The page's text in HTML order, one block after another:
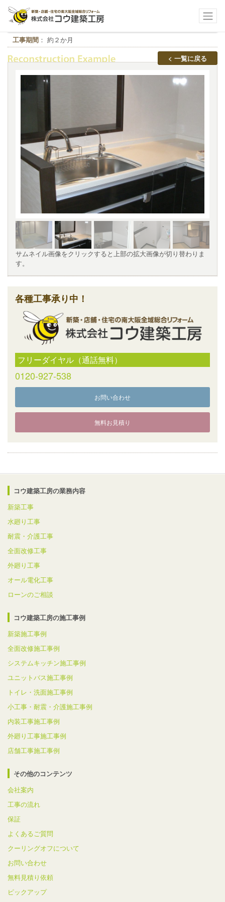
大阪市鶴見区N様邸
工事期間 ： 約２か月
< 一覧に戻る
サムネイル画像をクリックすると上部の拡大画像が切り替わりま
す。
各種工事承り中！
フリーダイヤル（通話無料）
0120-927-538
お問い合わせ
無料お見積り
コウ建築工房の業務内容
新築工事
水廻り工事
耐震・介護工事
全面改修工事
外廻り工事
オール電化工事
ローンのご相談
コウ建築工房の施工事例
新築施工事例
全面改修施工事例
システムキッチン施工事例
ユニットバス施工事例
トイレ・洗面施工事例
小工事・耐震・介護施工事例
内装工事施工事例
外廻り工事施工事例
店舗工事施工事例
その他のコンテンツ
会社案内
工事の流れ
保証
よくあるご質問
クーリングオフについて
お問い合わせ
無料見積り依頼
ピックアップ